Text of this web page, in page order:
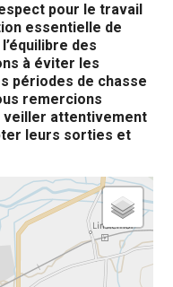
pour le travail
essentielle de
des
à éviter les
périodes de chasse
remercions
veiller attentivement
leurs sorties et